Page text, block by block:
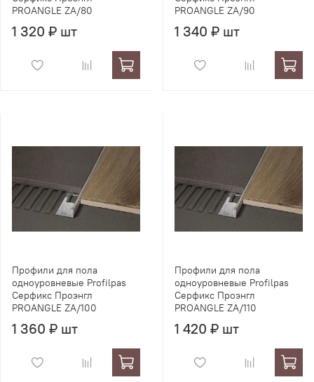
PROANGLE ZA/80
1 320 ₽ шт
PROANGLE ZA/90
1 340 ₽ шт
Профили для пола
одноуровневые Profilpas
Серфикс Проэнгл
PROANGLE ZA/100
1 360 ₽ шт
Профили для пола
одноуровневые Profilpas
Серфикс Проэнгл
PROANGLE ZA/110
1 420 ₽ шт